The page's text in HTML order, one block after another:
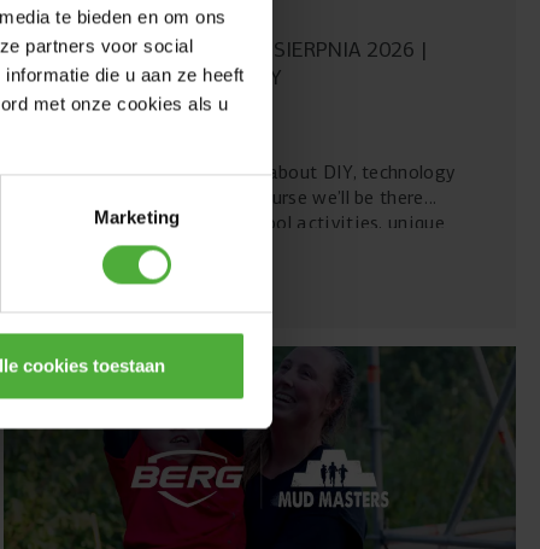
te bieden en om ons
partners voor social
die u aan ze heeft
met onze cookies als u
Marketing
cookies toestaan
05 SIERPNIA 2026
08 SIERPNIA 2026
FERROPOLIS, GERMANY
MACHERFESTIVAL
The Macherfestival is all about DIY, technology
and creativity – and of course we’ll be there
again. Look forward to cool activities, unique
maker projects and plenty of opportunities to
experience BERG in a whole new way.
Czytaj więcej